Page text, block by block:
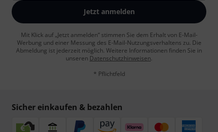
Jetzt anmelden
Mit Klick auf „Jetzt anmelden“ stimmen Sie dem Erhalt von E-Mail-
Werbung und einer Messung des E-Mail-Nutzungsverhaltens zu. Die
Abmeldung ist jederzeit möglich. Weitere Informationen finden Sie in
unseren Datenschutzhinweisen.
* Pflichtfeld
Sicher einkaufen & bezahlen